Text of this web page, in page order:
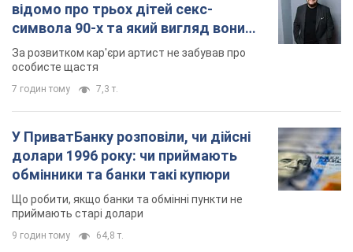
відомо про трьох дітей секс-
символа 90-х та який вигляд вони
мають
За розвитком кар'єри артист не забував про
особисте щастя
7 годин тому 7,3 т.
У ПриватБанку розповіли, чи дійсні
долари 1996 року: чи приймають
обмінники та банки такі купюри
Що робити, якщо банки та обмінні пункти не
приймають старі долари
9 годин тому 64,8 т.